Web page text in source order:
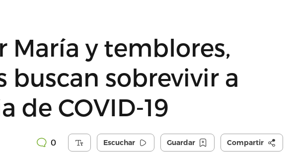
María y temblores,
buscan sobrevivir a
de COVID-19
0 Escuchar Guardar Compartir